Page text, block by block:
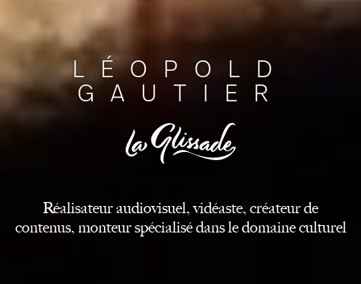
LÉOPOLD
GAUTIER
Réalisateur audiovisuel, vidéaste, créateur de
contenus, monteur spécialisé dans le domaine culturel